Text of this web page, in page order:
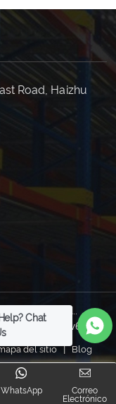
Road, Haizhu
Co., Ltd..
red IPv6
del sitio | Blog
Correo
Electrónico
WhatsApp
Chat